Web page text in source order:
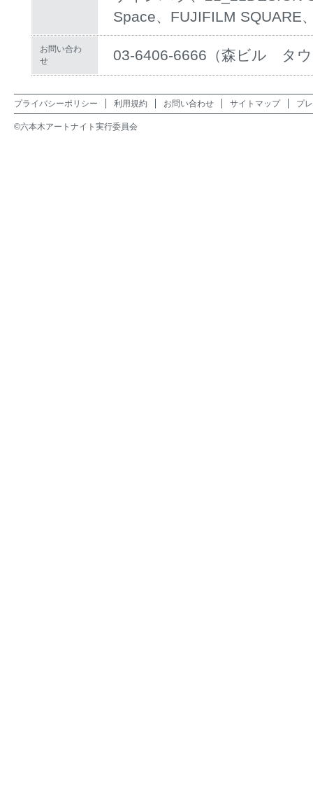
Space、FUJIFILM SQUARE
お問い合わ
せ
03-6406-6666（森ビル タ
プライバシーポリシー 利用規約 お問い合わせ サイトマップ プ
©六本木アートナイト実行委員会